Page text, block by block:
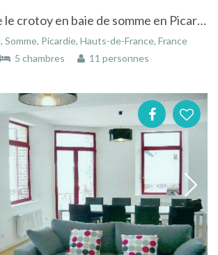
Gîte centre ville le crotoy en baie de somme en Picardie
Somme, Picardie, Hauts-de-France, France
5 chambres 11 personnes